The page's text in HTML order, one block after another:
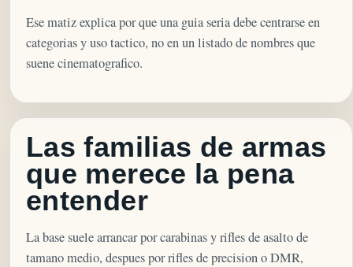
Ese matiz explica por que una guia seria debe centrarse en
categorias y uso tactico, no en un listado de nombres que
suene cinematografico.
Las familias de armas
que merece la pena
entender
La base suele arrancar por carabinas y rifles de asalto de
tamano medio, despues por rifles de precision o DMR,